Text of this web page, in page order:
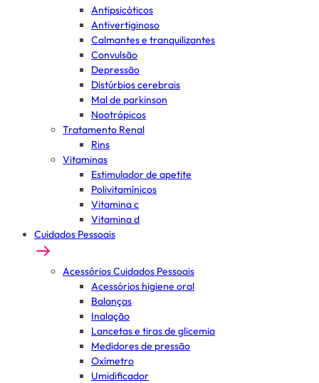
Antipsicóticos
Antivertiginoso
Calmantes e tranquilizantes
Convulsão
Depressão
Distúrbios cerebrais
Mal de parkinson
Nootrópicos
Tratamento Renal
Rins
Vitaminas
Estimulador de apetite
Polivitamínicos
Vitamina c
Vitamina d
Cuidados Pessoais
Acessórios Cuidados Pessoais
Acessórios higiene oral
Balanças
Inalação
Lancetas e tiras de glicemia
Medidores de pressão
Oxímetro
Umidificador